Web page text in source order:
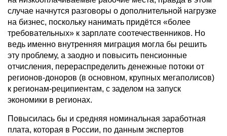
случае начнутся разговоры о дополнительной нагрузке
на бизнес, поскольку нанимать придётся «более
требовательных» к зарплате соотечественников. Но
ведь именно внутренняя миграция могла бы решить
эту проблему, а заодно и повысить пенсионные
отчисления, перераспределить денежные потоки от
регионов-доноров (в основном, крупных мегаполисов)
к регионам-реципиентам, с заделом на запуск
экономики в регионах.
Повысилась бы и средняя номинальная заработная
плата, которая в России, по данным экспертов